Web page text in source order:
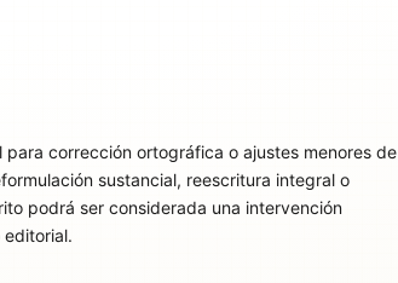
corrección ortográfica o ajustes menores de
sustancial, reescritura integral o
podrá ser considerada una intervención